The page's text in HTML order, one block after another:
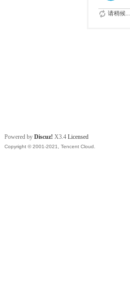
请稍候...
Powered by Discuz! X3.4 Licensed
Copyright © 2001-2021, Tencent Cloud.